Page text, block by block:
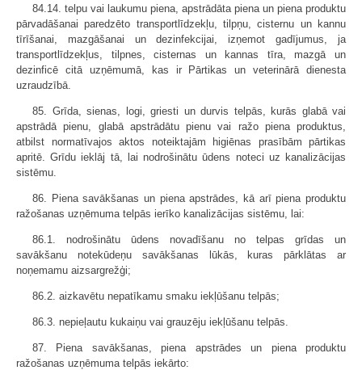
84.14. telpu vai laukumu piena, apstrādāta piena un piena produktu
pārvadāšanai paredzēto transportlīdzekļu, tilpņu, cisternu un kannu
tīrīšanai, mazgāšanai un dezinfekcijai, izņemot gadījumus, ja
transportlīdzekļus, tilpnes, cisternas un kannas tīra, mazgā un
dezinficē citā uzņēmumā, kas ir Pārtikas un veterinārā dienesta
uzraudzībā.
85. Grīda, sienas, logi, griesti un durvis telpās, kurās glabā vai
apstrādā pienu, glabā apstrādātu pienu vai ražo piena produktus,
atbilst normatīvajos aktos noteiktajām higiēnas prasībām pārtikas
apritē. Grīdu ieklāj tā, lai nodrošinātu ūdens noteci uz kanalizācijas
sistēmu.
86. Piena savākšanas un piena apstrādes, kā arī piena produktu
ražošanas uzņēmuma telpās ierīko kanalizācijas sistēmu, lai:
86.1. nodrošinātu ūdens novadīšanu no telpas grīdas un
savākšanu notekūdeņu savākšanas lūkās, kuras pārklātas ar
noņemamu aizsargrežģi;
86.2. aizkavētu nepatīkamu smaku iekļūšanu telpās;
86.3. nepieļautu kukaiņu vai grauzēju iekļūšanu telpās.
87. Piena savākšanas, piena apstrādes un piena produktu
ražošanas uzņēmuma telpās iekārto: